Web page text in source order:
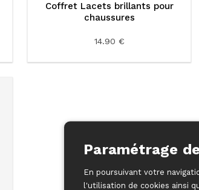
Coffret Lacets brillants pour
chaussures
14.90 €
Paramétrage
En poursuivant votre
l'utilisation de cookies ainsi